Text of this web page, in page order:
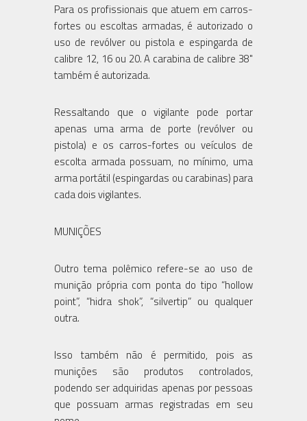
Para os profissionais que atuem em carros-
fortes ou escoltas armadas, é autorizado o
uso de revólver ou pistola e espingarda de
calibre 12, 16 ou 20. A carabina de calibre 38"
também é autorizada.
Ressaltando que o vigilante pode portar
apenas uma arma de porte (revólver ou
pistola) e os carros-fortes ou veículos de
escolta armada possuam, no mínimo, uma
arma portátil (espingardas ou carabinas) para
cada dois vigilantes.
MUNIÇÕES
Outro tema polêmico refere-se ao uso de
munição própria com ponta do tipo “hollow
point”, “hidra shok”, “silvertip” ou qualquer
outra.
Isso também não é permitido, pois as
munições são produtos controlados,
podendo ser adquiridas apenas por pessoas
que possuam armas registradas em seu